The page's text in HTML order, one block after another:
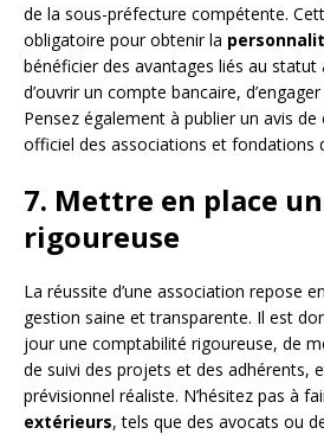
de la sous-préfecture compétente.
obligatoire pour obtenir la
bénéficier des avantages liés au statut
d’ouvrir un compte bancaire,
Pensez également à publier un avis de
officiel des associations et fondations
7. Mettre en place
rigoureuse
La réussite d’une association repose
gestion saine et transparente. Il est
jour une comptabilité rigoureuse, de
de suivi des projets et des adhérents,
prévisionnel réaliste. N’hésitez pas à
extérieurs, tels que des avocats ou